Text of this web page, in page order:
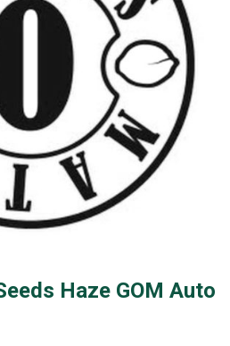
Haze GOM Auto